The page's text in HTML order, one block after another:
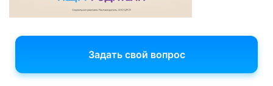
Задать свой вопрос